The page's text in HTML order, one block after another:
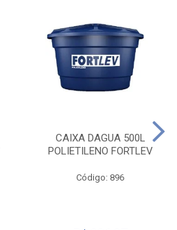
CAIXA DAGUA 500L
POLIETILENO FORTLEV
Código: 896